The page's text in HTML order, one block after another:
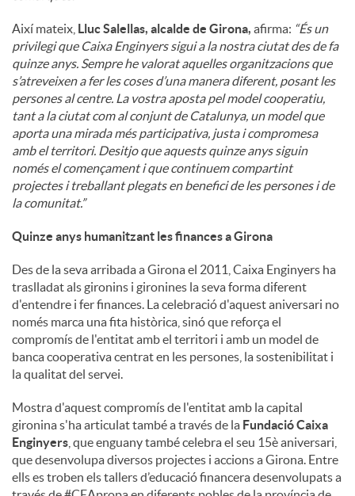
Així mateix, Lluc Salellas, alcalde de Girona, afirma: “És un
privilegi que Caixa Enginyers sigui a la nostra ciutat des de fa
quinze anys. Sempre he valorat aquelles organitzacions que
s’atreveixen a fer les coses d’una manera diferent, posant les
persones al centre. La vostra aposta pel model cooperatiu,
tant a la ciutat com al conjunt de Catalunya, un model que
aporta una mirada més participativa, justa i compromesa
amb el territori. Desitjo que aquests quinze anys siguin
només el començament i que continuem compartint
projectes i treballant plegats en benefici de les persones i de
la comunitat.”
Quinze anys humanitzant les finances a Girona
Des de la seva arribada a Girona el 2011, Caixa Enginyers ha
traslladat als gironins i gironines la seva forma diferent
d'entendre i fer finances. La celebració d'aquest aniversari no
només marca una fita històrica, sinó que reforça el
compromís de l'entitat amb el territori i amb un model de
banca cooperativa centrat en les persones, la sostenibilitat i
la qualitat del servei.
Mostra d'aquest compromís de l'entitat amb la capital
gironina s'ha articulat també a través de la Fundació Caixa
Enginyers , que enguany també celebra el seu 15è aniversari,
que desenvolupa diversos projectes i accions a Girona. Entre
ells es troben els tallers d’educació financera desenvolupats a